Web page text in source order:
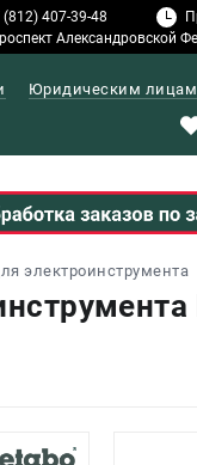
407-39-48
Александровской
Юридическим лицам
электроинструмента